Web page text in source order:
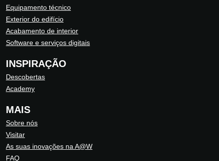
Equipamento técnico
Exterior do edifício
Acabamento de interior
Software e serviços digitais
INSPIRAÇÃO
Descobertas
Academy
MAIS
Sobre nós
Visitar
As suas inovações na A@W
FAQ